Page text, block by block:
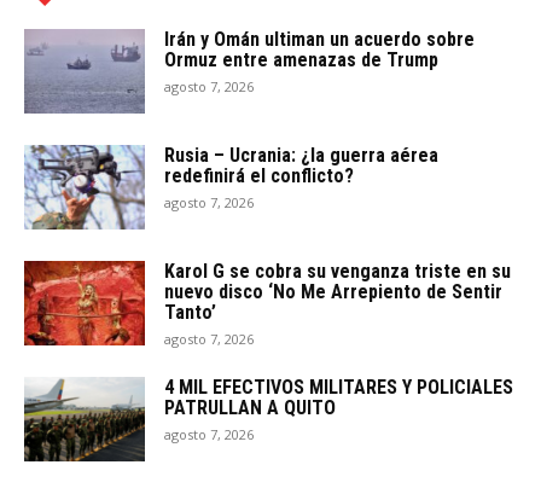
Irán y Omán ultiman un acuerdo sobre
Ormuz entre amenazas de Trump
agosto 7, 2026
Rusia – Ucrania: ¿la guerra aérea
redefinirá el conflicto?
agosto 7, 2026
Karol G se cobra su venganza triste en su
nuevo disco ‘No Me Arrepiento de Sentir
Tanto’
agosto 7, 2026
4 MIL EFECTIVOS MILITARES Y POLICIALES
PATRULLAN A QUITO
agosto 7, 2026